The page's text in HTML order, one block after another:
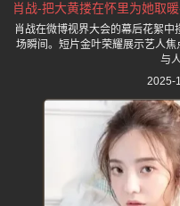
肖战-把大黄搂在怀里为她取
肖战在微博视界大会的幕后花絮中
场瞬间。短片金叶荣耀展示艺人
与
2025-